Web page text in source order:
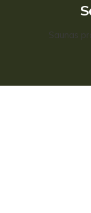
Saunas